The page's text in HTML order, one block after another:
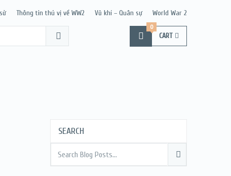
Thông tin thú vị về WW2 Vũ khí – Quân sự World War 2
CART
0
SEARCH